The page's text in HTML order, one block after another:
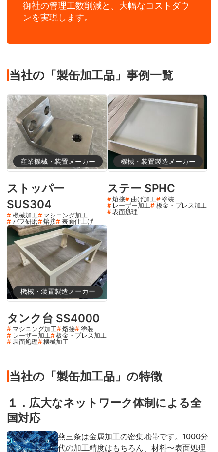
御社の管理工数削減と、大幅なコストダウ
ンを実現します。
当社の「製缶加工品」事例一覧
産業機械・装置メーカー
ストッパー
SUS304
機械加工
マシニング加工
バフ研磨
熔接 表面仕上げ
機械・装置製造メーカー
ステー SPHC
熔接 曲げ加工
塗装
レーザー加工
板金・プレス加工
表面処理
機械・装置製造メーカー
タンク台 SS4000
マシニング加工 熔接
塗装
レーザー加工
板金・プレス加工
表面処理
機械加工
当社の「製缶加工品」の特徴
１．広大なネットワーク体制による全
国対応
燕三条は金属加工の密集地帯です。1000分
代の加工精度はもちろん、材料〜表面処理